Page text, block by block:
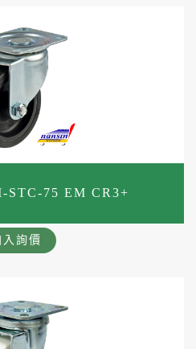
STC-75 EM CR3+
入詢價